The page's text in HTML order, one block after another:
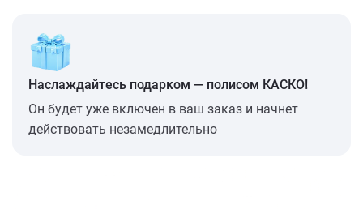
Наслаждайтесь подарком — полисом КАСКО!
Он будет уже включен в ваш заказ и начнет
действовать незамедлительно